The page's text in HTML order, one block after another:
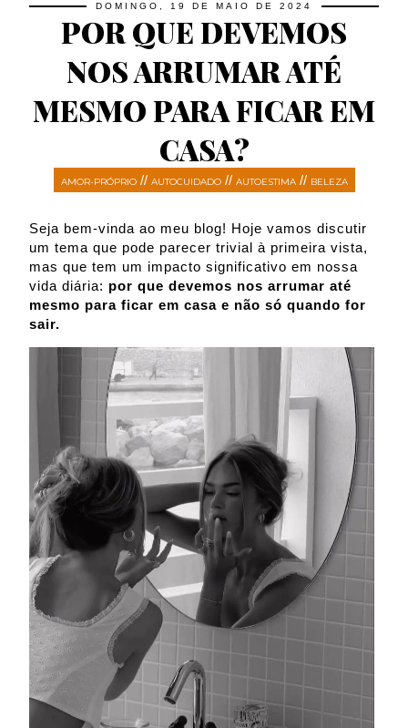
DOMINGO, 19 DE MAIO DE 2024
POR QUE DEVEMOS
NOS ARRUMAR ATÉ
MESMO PARA FICAR EM
CASA?
AMOR-PRÓPRIO// AUTOCUIDADO// AUTOESTIMA// BELEZA
Seja bem-vinda ao meu blog! Hoje vamos discutir
um tema que pode parecer trivial à primeira vista,
mas que tem um impacto significativo em nossa
vida diária: por que devemos nos arrumar até
mesmo para ficar em casa e não só quando for
sair.